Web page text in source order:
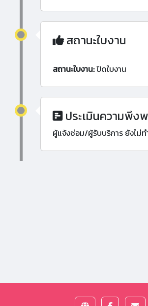
สถานะใบงาน
สถานะใบงาน:ปิดใบงาน
ประเมินความพึง
ผู้แจ้งซ่อม/ผู้รับบริการ ยังไม่ท